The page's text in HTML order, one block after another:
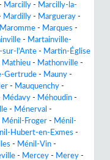
Marcilly - Marcilly-la-
Mardilly - Margueray -
Maromme - Marques -
- Martainville-
sur-l'Ante - Martin-Église
Mathieu - Mathonville -
Gertrude - Mauny -
- Mauquenchy -
Médavy - Méhoudin -
- Ménerval -
Ménil-Froger - Ménil-
Hubert-en-Exmes -
- Ménil-Vin -
- Mercey - Merey -